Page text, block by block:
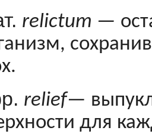
relictum —
relief—
для